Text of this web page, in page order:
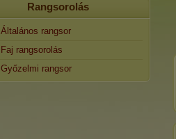
Rangsorolás
Általános rangsor
Faj rangsorolás
Győzelmi rangsor